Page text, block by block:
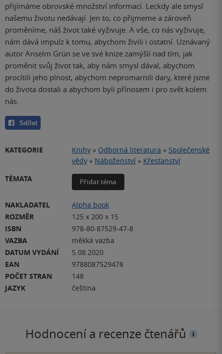
přijímáme obrovské množství informací. Leckdy ale smysl
našemu životu nedávají. Jen to, co přijmeme a zároveň
proměníme, náš život také vyživuje. A vše, co nás vyživuje,
nám dává impulz k tomu, abychom živili i ostatní. Uznávaný
autor Anselm Grün se ve své knize zamýšlí nad tím, jak
proměnit svůj život tak, aby nám smysl dával, abychom
procítili jeho plnost, abychom nepromarnili dary, které jsme
do života dostali a abychom byli přínosem i pro svět kolem
nás.
Sdílet
KATEGORIE Knihy » Odborná literatura » Společenské
vědy » Náboženství » Křesťanství
TÉMATA
Přidat téma
NAKLADATEL
Alpha book
ROZMĚR
125 x 200 x 15
ISBN
978-80-87529-47-8
VAZBA
měkká vazba
DATUM VYDÁNÍ
5.08.2020
EAN
9788087529478
POČET STRAN
148
JAZYK
čeština
Hodnocení a recenze čtenářů